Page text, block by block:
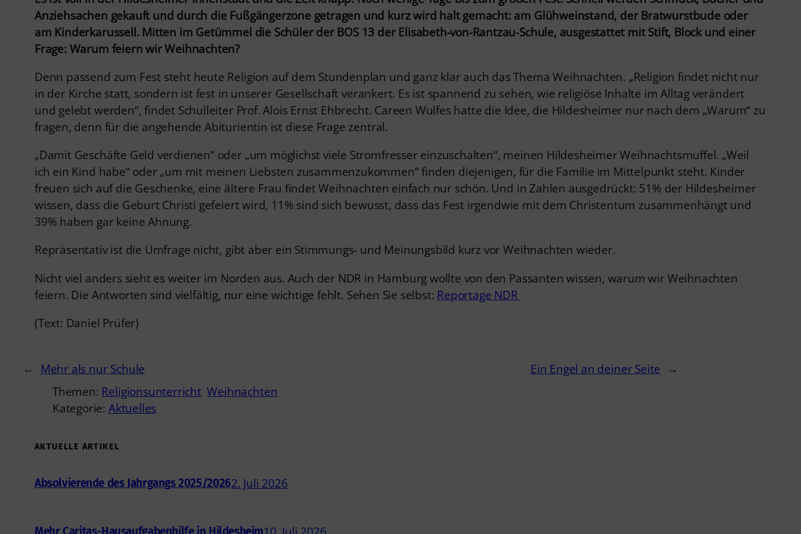
Anziehsachen gekauft und durch die Fußgängerzone getragen und kurz wird halt gemacht: am Glühweinstand, der Bratwurstbude oder
am Kinderkarussell. Mitten im Getümmel die Schüler der BOS 13 der Elisabeth-von-Rantzau-Schule, ausgestattet mit Stift, Block und einer
Frage: Warum feiern wir Weihnachten?
Denn passend zum Fest steht heute Religion auf dem Stundenplan und ganz klar auch das Thema Weihnachten. „Religion findet nicht nur
in der Kirche statt, sondern ist fest in unserer Gesellschaft verankert. Es ist spannend zu sehen, wie religiöse Inhalte im Alltag verändert
und gelebt werden“, findet Schulleiter Prof. Alois Ernst Ehbrecht. Careen Wulfes hatte die Idee, die Hildesheimer nur nach dem „Warum“ zu
fragen, denn für die angehende Abiturientin ist diese Frage zentral.
„Damit Geschäfte Geld verdienen“ oder „um möglichst viele Stromfresser einzuschalten“, meinen Hildesheimer Weihnachtsmuffel. „Weil
ich ein Kind habe“ oder „um mit meinen Liebsten zusammenzukommen“ finden diejenigen, für die Familie im Mittelpunkt steht. Kinder
freuen sich auf die Geschenke, eine ältere Frau findet Weihnachten einfach nur schön. Und in Zahlen ausgedrückt: 51% der Hildesheimer
wissen, dass die Geburt Christi gefeiert wird, 11% sind sich bewusst, dass das Fest irgendwie mit dem Christentum zusammenhängt und
39% haben gar keine Ahnung.
Repräsentativ ist die Umfrage nicht, gibt aber ein Stimmungs- und Meinungsbild kurz vor Weihnachten wieder.
Nicht viel anders sieht es weiter im Norden aus. Auch der NDR in Hamburg wollte von den Passanten wissen, warum wir Weihnachten
feiern. Die Antworten sind vielfältig, nur eine wichtige fehlt. Sehen Sie selbst: Reportage NDR
(Text: Daniel Prüfer)
← Mehr als nur Schule Ein Engel an deiner Seite →
Themen: Religionsunterricht Weihnachten
Kategorie: Aktuelles
AKTUELLE ARTIKEL
Absolvierende des Jahrgangs 2025/20262. Juli 2026